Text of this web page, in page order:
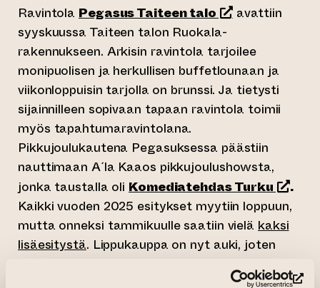
Ravintola Pegasus Taiteen talo (siirtyy
avattiin
syyskuussa Taiteen talon Ruokala-
rakennukseen. Arkisin ravintola tarjoilee
monipuolisen ja herkullisen buffetlounaan ja
viikonloppuisin tarjolla on brunssi. Ja tietysti
sijainnilleen sopivaan tapaan ravintola toimii
myös tapahtumaravintolana.
Pikkujoulukautena Pegasuksessa päästiin
nauttimaan A´la Kaaos pikkujoulushowsta,
jonka taustalla oli Komediatehdas Turku
.
Kaikki vuoden 2025 esitykset myytiin loppuun,
mutta onneksi tammikuulle saatiin vielä kaksi
lisäesitystä. Lippukauppa on nyt auki, joten